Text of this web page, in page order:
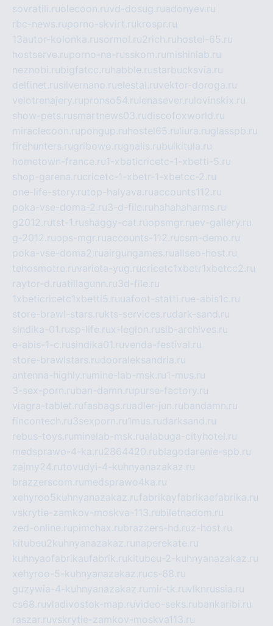
sovratili.ruolecoon.ruvd-dosug.ruadonyev.ru
rbc-news.ruporno-skvirt.rukrospr.ru
13autor-kolonka.rusormol.ru2rich.ru hostel-65.ru
hostserve.ruporno-na-russkom.ru mishinlab.ru
neznobi.rubigfatcc.ru habble.rustarbucksvia.ru
delfinet.rusilvernano.ruelestal.ruvektor-doroga.ru
velotrenajery.rupronso54.ru lenasever.ru lovinskix.ru
show-pets.rusmartnews03.rudiscofoxworld.ru
miraclecoon.rupongup.ru hostel65.ru liura.ruglasspb.ru
firehunters.rugribowo.rugnalis.rubulkitula.ru
hometown-france.ru1-xbeticricetc-1-xbetti-5.ru
shop-garena.rucricetc-1-xbetr-1-xbetcc-2.ru
one-life-story.rutop-halyava.ruaccounts112.ru
poka-vse-doma-2.ru3-d-file.ru hahahaharms.ru
g2012.rutst-1.rushaggy-cat.ruopsmgr.ruev-gallery.ru
g-2012.ruops-mgr.ruaccounts-112.rucsm-demo.ru
poka-vse-doma2.ruairgungames.ruallseo-host.ru
tehosmotre.ruvarieta-yug.rucricetc1xbetr1xbetcc2.ru
raytor-d.ruatillagunn.ru3d-file.ru
1xbeticricetc1xbetti5.ruuafoot-statti.rue-abis1c.ru
store-brawl-stars.rukts-services.rudark-sand.ru
sindika-01.rusp-life.rux-legion.rusib-archives.ru
e-abis-1-c.rusindika01.ruvenda-festival.ru
store-brawlstars.rudooraleksandria.ru
antenna-highly.ru mine-lab-msk.ru1-mus.ru
3-sex-porn.ruban-damn.rupurse-factory.ru
viagra-tablet.rufasbags.ruadler-jun.rubandamn.ru
fincontech.ru3sexporn.ru1mus.rudarksand.ru
rebus-toys.ru minelab-msk.rualabuga-cityhotel.ru
medsprawo-4-ka.ru2864420.rublagodarenie-spb.ru
zajmy24.rutovudyi-4-kuhnyanazakaz.ru
brazzerscom.ru medsprawo4ka.ru
xehyroo5kuhnyanazakaz.rufabrikayfabrikaefabrika.ru
vskrytie-zamkov-moskva-113.rubiletnadom.ru
zed-online.rupimchax.rubrazzers-hd.ruz-host.ru
kitubeu2kuhnyanazakaz.ru naperekate.ru
kuhnyaofabrikaufabrik.rukitubeu-2-kuhnyanazakaz.ru
xehyroo-5-kuhnyanazakaz.rucs-68.ru
guzywia-4-kuhnyanazakaz.ru mir-tk.ruvlknrussia.ru
cs68.ruvladivostok-map.ruvideo-seks.rubankaribi.ru
raszar.ruvskrytie-zamkov-moskva113.ru